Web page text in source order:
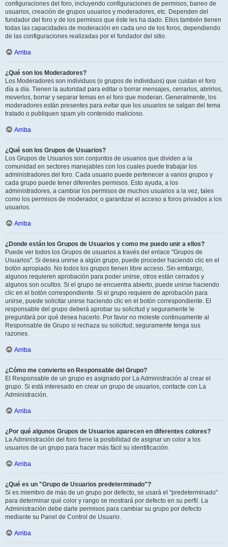
configuraciones del foro, incluyendo configuraciones de permisos, baneo de
usuarios, creación de grupos usuarios y moderadores, etc. Dependen del
fundador del foro y de los permisos que éste les ha dado. Ellos también tienen
todas las capacidades de moderación en cada uno de los foros, dependiendo
de las configuraciones realizadas por el fundador del sitio.
Arriba
¿Qué son los Moderadores?
Los Moderadores son individuos (o grupos de individuos) que cuidan el foro
día a día. Tienen la autoridad para editar o borrar mensajes, cerrarlos, abrirlos,
moverlos, borrar y separar temas en el foro que moderan. Generalmente, los
moderadores están presentes para evitar que los usuarios se salgan del tema
tratado o publiquen spam y/o contenido malicioso.
Arriba
¿Qué son los Grupos de Usuarios?
Los Grupos de Usuarios son conjuntos de usuarios que dividen a la
comunidad en sectores manejables con los cuales puede trabajar los
administradores del foro. Cada usuario puede pertenecer a varios grupos y
cada grupo puede tener diferentes permisos. Esto ayuda, a los
administradores, a cambiar los permisos de muchos usuarios a la vez, tales
como los permisos de moderador, o garantizar el acceso a foros privados a los
usuarios.
Arriba
¿Donde están los Grupos de Usuarios y como me puedo unir a ellos?
Puede ver todos los Grupos de usuarios a través del enlace "Grupos de
Usuarios". Si desea unirse a algún grupo, puede proceder haciendo clic en el
botón apropiado. No todos los grupos tienen libre acceso. Sin embargo,
algunos requieren aprobación para poder unirse, otros están cerrados y
algunos son ocultos. Si el grupo se encuentra abierto, puede unirse haciendo
clic en el botón correspondiente. Si el grupo requiere de aprobación para
unirse, puede solicitar unirse haciendo clic en el botón correspondiente. El
responsable del grupo deberá aprobar su solicitud y seguramente le
preguntará por qué desea hacerlo. Por favor no moleste continuamente al
Responsable de Grupo si rechaza su solicitud; seguramente tenga sus
razones.
Arriba
¿Cómo me convierto en Responsable del Grupo?
El Responsable de un grupo es asignado por La Administración al crear el
grupo. Si está interesado en crear un grupo de usuarios, contacte con La
Administración.
Arriba
¿Por qué algunos Grupos de Usuarios aparecen en diferentes colores?
La Administración del foro tiene la posibilidad de asignar un color a los
usuarios de un grupo para hacer más fácil su identificación.
Arriba
¿Qué es un "Grupo de Usuarios predeterminado"?
Si es miembro de más de un grupo por defecto, se usará el "predeterminado"
para determinar qué color y rango se mostrará por defecto en su perfil. La
Administración debe darle permisos para cambiar su grupo por defecto
mediante su Panel de Control de Usuario.
Arriba